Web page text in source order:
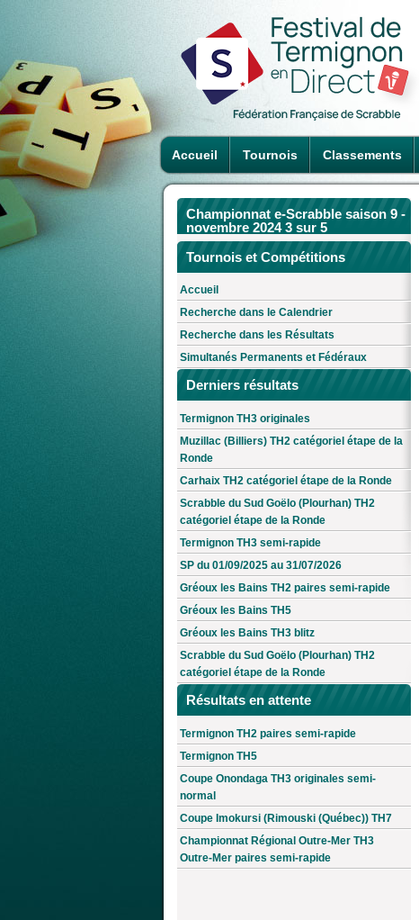
Accueil Tournois Classements
Championnat e-Scrabble saison 9 -
novembre 2024 3 sur 5
Tournois et Compétitions
Accueil
Recherche dans le Calendrier
Recherche dans les Résultats
Simultanés Permanents et Fédéraux
Derniers résultats
Termignon TH3 originales
Muzillac (Billiers) TH2 catégoriel étape de la
Ronde
Carhaix TH2 catégoriel étape de la Ronde
Scrabble du Sud Goëlo (Plourhan) TH2
catégoriel étape de la Ronde
Termignon TH3 semi-rapide
SP du 01/09/2025 au 31/07/2026
Gréoux les Bains TH2 paires semi-rapide
Gréoux les Bains TH5
Gréoux les Bains TH3 blitz
Scrabble du Sud Goëlo (Plourhan) TH2
catégoriel étape de la Ronde
Résultats en attente
Termignon TH2 paires semi-rapide
Termignon TH5
Coupe Onondaga TH3 originales semi-
normal
Coupe Imokursi (Rimouski (Québec)) TH7
Championnat Régional Outre-Mer TH3
Outre-Mer paires semi-rapide